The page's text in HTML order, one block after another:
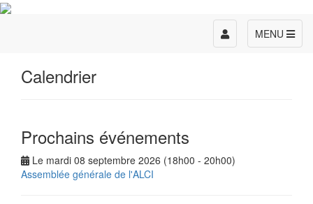
MENU
Toggle
navigation
Calendrier
Prochains événements
Le mardi 08 septembre 2026 (18h00 - 20h00)
Assemblée générale de l'ALCI